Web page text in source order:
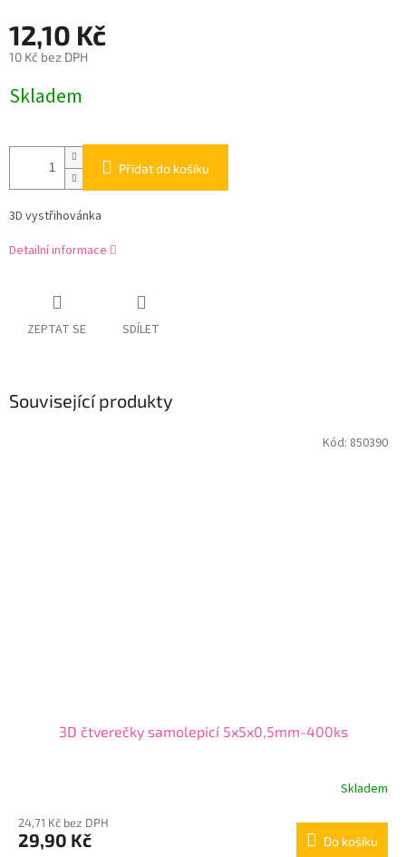
12,10 Kč
10 Kč bez DPH
cena:
Skladem
Přidat do košíku
3D vystřihovánka
Detailní informace
ZEPTAT SE SDÍLET
Související produkty
3D čtverečky samolepicí 5x5x0,5mm-400ks
Skladem
24,71 Kč bez DPH
29,90 Kč Do košíku
Kód: 850390